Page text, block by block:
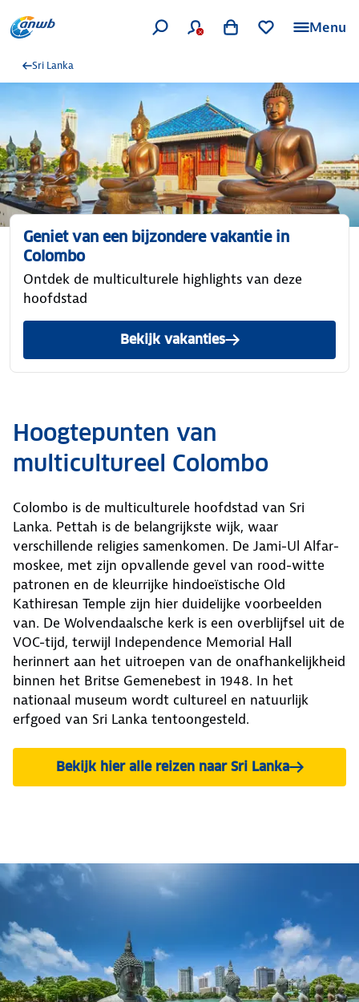
Menu
Sri Lanka
Geniet van een bijzondere vakantie in
Colombo
Ontdek de multiculturele highlights van deze
hoofdstad
Bekijk vakanties
Hoogtepunten van
multicultureel Colombo
Colombo is de multiculturele hoofdstad van Sri
Lanka. Pettah is de belangrijkste wijk, waar
verschillende religies samenkomen. De Jami-Ul Alfar-
moskee, met zijn opvallende gevel van rood-witte
patronen en de kleurrijke hindoeïstische Old
Kathiresan Temple zijn hier duidelijke voorbeelden
van. De Wolvendaalsche kerk is een overblijfsel uit de
VOC-tijd, terwijl Independence Memorial Hall
herinnert aan het uitroepen van de onafhankelijkheid
binnen het Britse Gemenebest in 1948. In het
nationaal museum wordt cultureel en natuurlijk
erfgoed van Sri Lanka tentoongesteld.
Bekijk hier alle reizen naar Sri Lanka